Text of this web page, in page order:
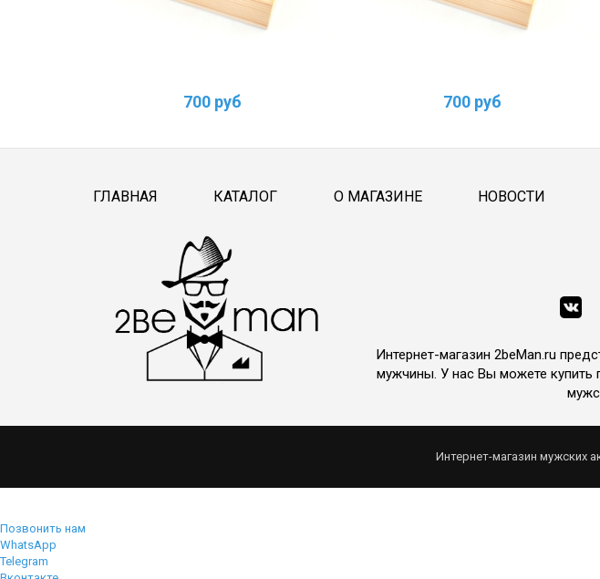
700 руб 700 руб
ГЛАВНАЯ КАТАЛОГ О МАГАЗИНЕ НОВОСТИ
Интернет-магазин 2beMan.ru
мужчины. У нас Вы можете купить
Интернет-магазин мужских
Позвонить нам
WhatsApp
Telegram